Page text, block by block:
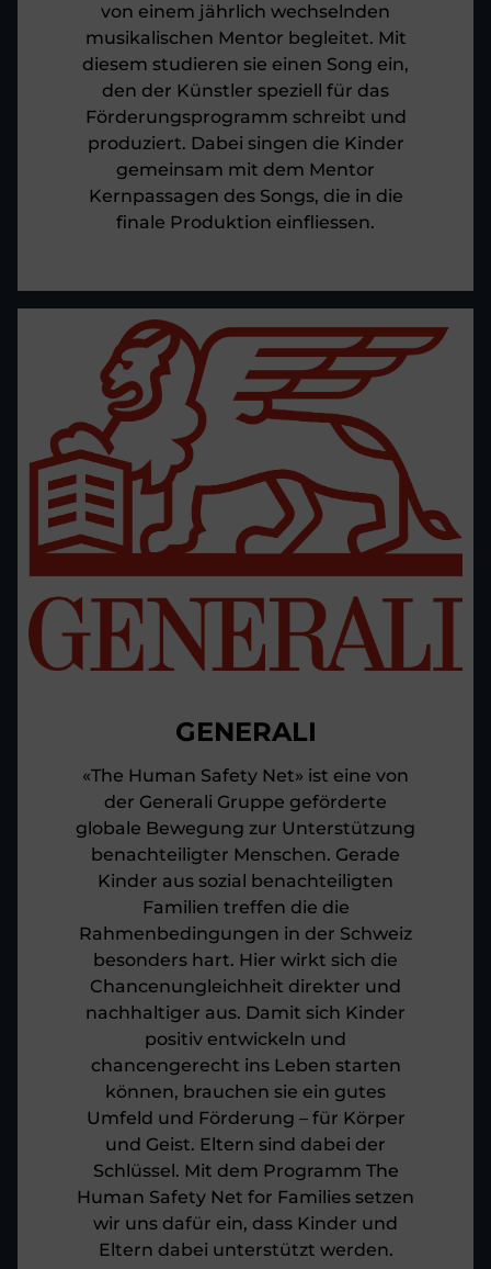
von einem jährlich wechselnden
musikalischen Mentor begleitet. Mit
diesem studieren sie einen Song ein,
den der Künstler speziell für das
Förderungsprogramm schreibt und
produziert. Dabei singen die Kinder
gemeinsam mit dem Mentor
Kernpassagen des Songs, die in die
finale Produktion einfliessen.
GENERALI
«The Human Safety Net» ist eine von
der Generali Gruppe geförderte
globale Bewegung zur Unterstützung
benachteiligter Menschen. Gerade
Kinder aus sozial benachteiligten
Familien treffen die die
Rahmenbedingungen in der Schweiz
besonders hart. Hier wirkt sich die
Chancenungleichheit direkter und
nachhaltiger aus. Damit sich Kinder
positiv entwickeln und
chancengerecht ins Leben starten
können, brauchen sie ein gutes
Umfeld und Förderung – für Körper
und Geist. Eltern sind dabei der
Schlüssel. Mit dem Programm The
Human Safety Net for Families setzen
wir uns dafür ein, dass Kinder und
Eltern dabei unterstützt werden.